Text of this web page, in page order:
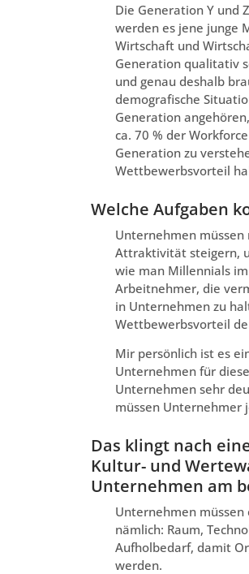
Die Generation Y und
werden es jene junge
Wirtschaft und
Generation qualitativ
und genau deshalb
demografische
Generation
ca. 70 % der
Generation zu
Wettbewerbsvorteil
Welche Aufgaben
Unternehmen
Attraktivität steigern,
wie man Millennials
Arbeitnehmer, die
in Unternehmen zu
Wettbewerbsvorteil
Mir persönlich ist es
Unternehmen für
Unternehmen sehr
müssen Unternehmer
Das klingt nach
Kultur- und
Unternehmen am
Unternehmen
nämlich: Raum,
Aufholbedarf, damit
werden.